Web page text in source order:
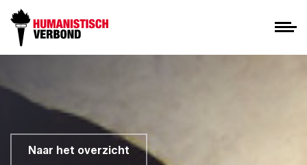
Naar het overzicht